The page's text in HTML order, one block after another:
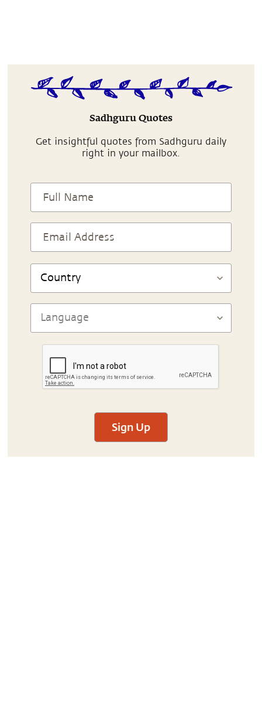
Sadhguru Quotes
Get insightful quotes from Sadhguru daily
right in your mailbox.
Sign Up